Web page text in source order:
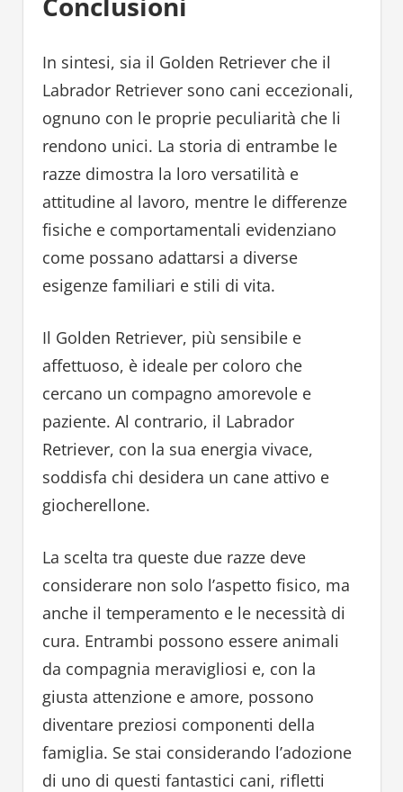
In sintesi, sia il Golden Retriever che il
Labrador Retriever sono cani eccezionali,
ognuno con le proprie peculiarità che li
rendono unici. La storia di entrambe le
razze dimostra la loro versatilità e
attitudine al lavoro, mentre le differenze
fisiche e comportamentali evidenziano
come possano adattarsi a diverse
esigenze familiari e stili di vita.
Il Golden Retriever, più sensibile e
affettuoso, è ideale per coloro che
cercano un compagno amorevole e
paziente. Al contrario, il Labrador
Retriever, con la sua energia vivace,
soddisfa chi desidera un cane attivo e
giocherellone.
La scelta tra queste due razze deve
considerare non solo l’aspetto fisico, ma
anche il temperamento e le necessità di
cura. Entrambi possono essere animali
da compagnia meravigliosi e, con la
giusta attenzione e amore, possono
diventare preziosi componenti della
famiglia. Se stai considerando l’adozione
di uno di questi fantastici cani, rifletti